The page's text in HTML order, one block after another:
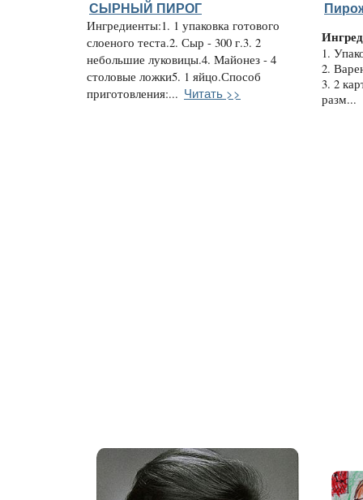
СЫРНЫЙ ПИРОГ
Ингредиенты:1. 1 упаковка готового
слоеного теста.2. Сыр - 300 г.3. 2
небольшие луковицы.4. Майонез - 4
столовые ложки5. 1 яйцо.Способ
приготовления:... Читать >>
1.
2.
3. 2
разм...